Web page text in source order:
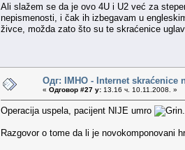
Ali slažem se da je ovo 4U i U2 već za
nepismenosti, i čak ih izbegavam u
živce, možda zato što su te skraćenice
Одг: IMHO - Internet skraćenice
« Одговор #27 у: 13.16 ч. 10.11.2008. »
Operacija uspela, pacijent NIJE umro
Razgovor o tome da li je novokomponovani